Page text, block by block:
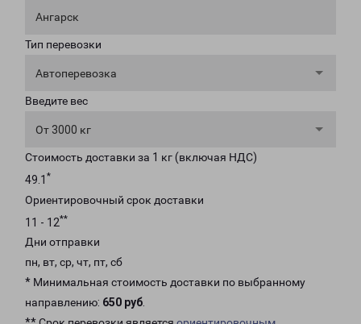
Ангарск
Тип перевозки
Автоперевозка
Введите вес
От 3000 кг
Стоимость доставки за 1 кг (включая НДС)
49.1 *
Ориентировочный срок доставки
11 - 12**
Дни отправки
пн, вт, ср, чт, пт, сб
* Минимальная стоимость доставки по выбранному
направлению: 650 руб.